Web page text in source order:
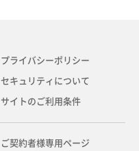
プライバシーポリシー
セキュリティについて
サイトのご利用条件
ご契約者様専用ページ